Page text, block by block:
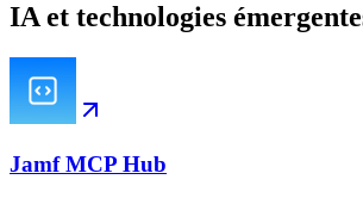
IA et technologies
Jamf MCP Hub